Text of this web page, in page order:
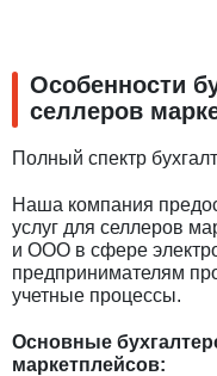
Особенности
селлеров
Полный спектр
Наша компания
услуг для селлеров
и ООО в сфере
предпринимателям
учетные процессы.
Основные
маркетплейсов: